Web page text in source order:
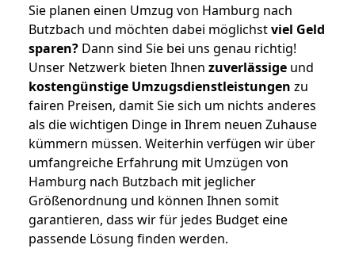
Sie planen einen Umzug von Hamburg nach
Butzbach und möchten dabei möglichstviel Geld
sparen? Dann sind Sie bei uns genau richtig!
Unser Netzwerk bieten Ihnen zuverlässige und
kostengünstige Umzugsdienstleistungen zu
fairen Preisen, damit Sie sich um nichts anderes
als die wichtigen Dinge in Ihrem neuen Zuhause
kümmern müssen. Weiterhin verfügen wir über
umfangreiche Erfahrung mit Umzügen von
Hamburg nach Butzbach mit jeglicher
Größenordnung und können Ihnen somit
garantieren, dass wir für jedes Budget eine
passende Lösung finden werden.